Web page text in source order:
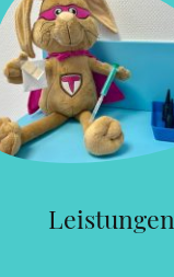
Leistungen